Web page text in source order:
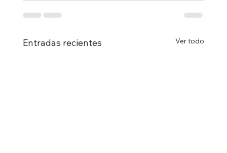
Entradas recientes Ver todo